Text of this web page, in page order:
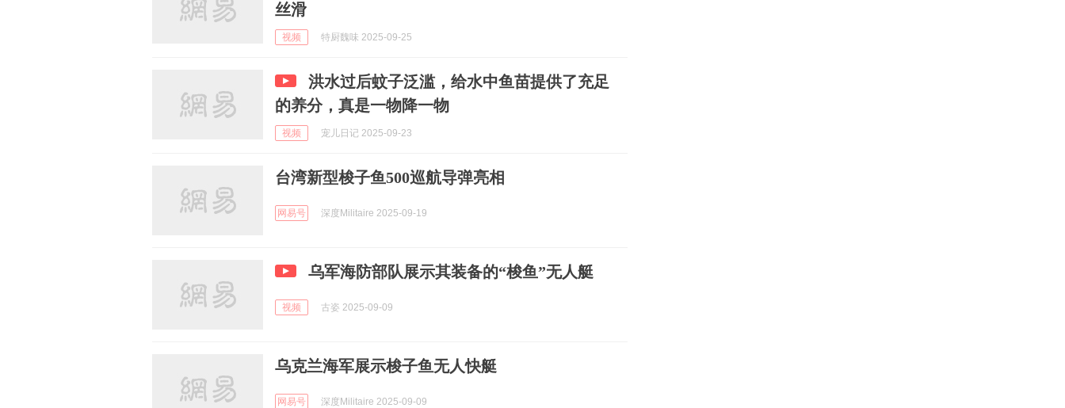
丝滑
视频 特厨魏味 2025-09-25
洪水过后蚊子泛滥，给水中鱼苗提供了充足
的养分，真是一物降一物
视频 宠儿日记 2025-09-23
台湾新型梭子鱼500巡航导弹亮相
网易号 深度Militaire 2025-09-19
乌军海防部队展示其装备的“梭鱼”无人艇
视频 古姿 2025-09-09
乌克兰海军展示梭子鱼无人快艇
网易号 深度Militaire 2025-09-09